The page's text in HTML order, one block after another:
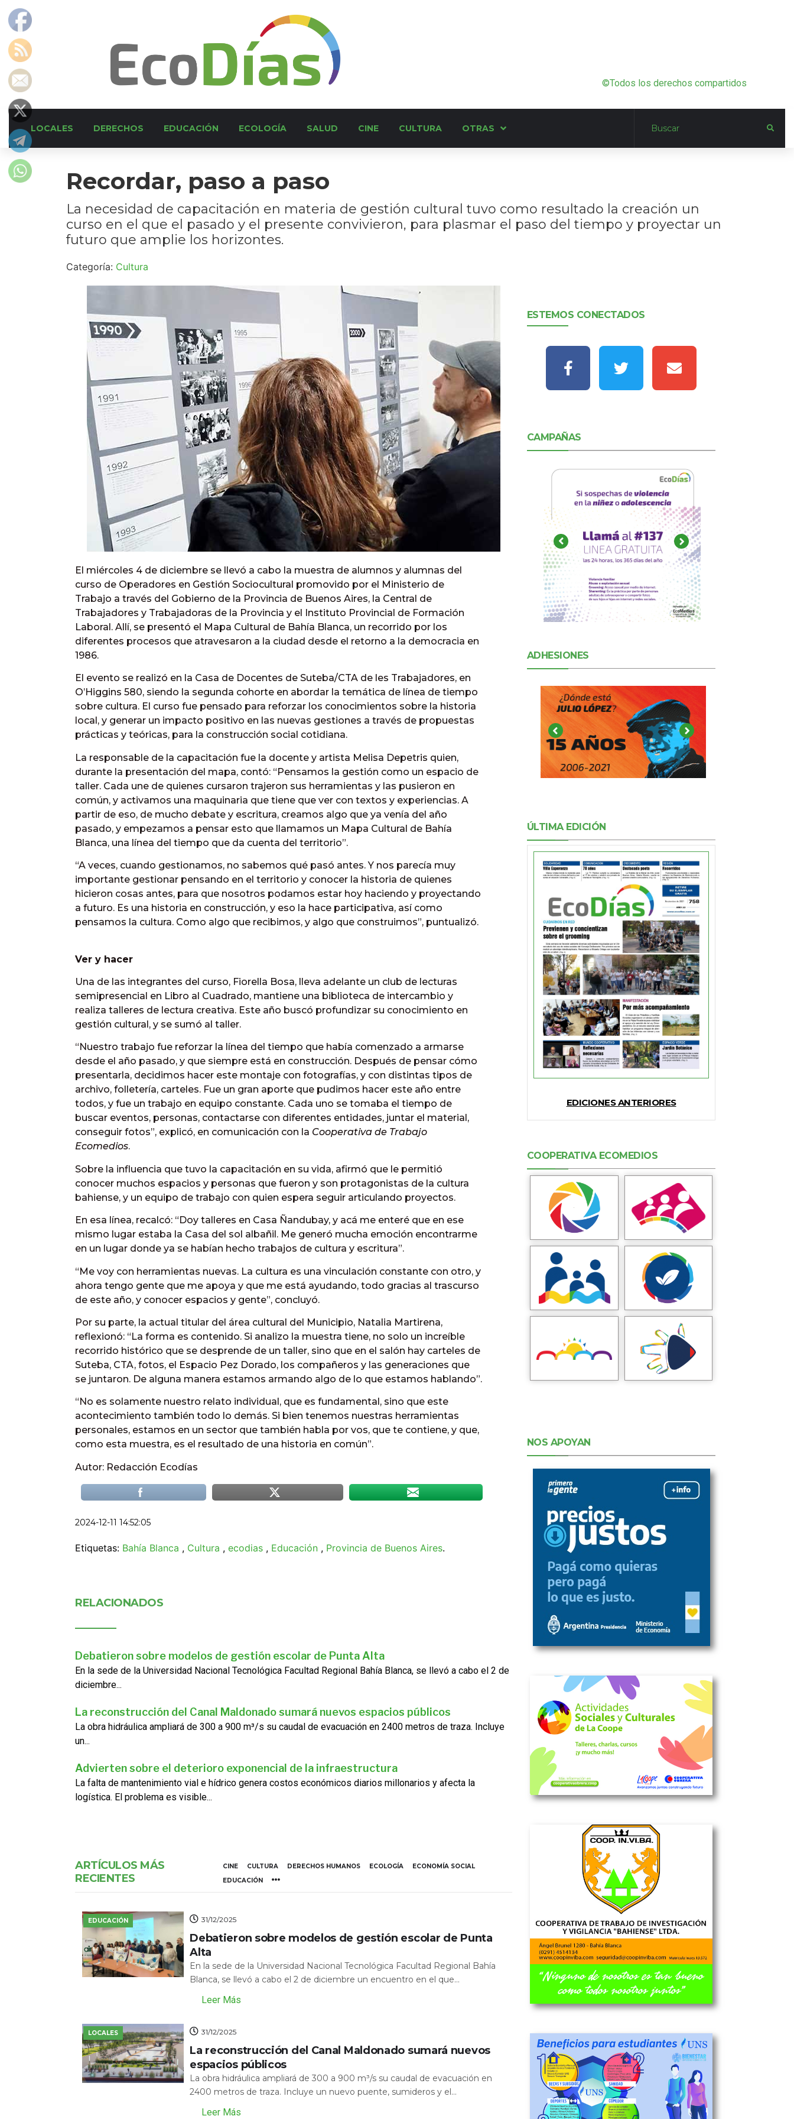
©Todos los derechos compartidos
LOCALES DERECHOS EDUCACIÓN ECOLOGÍA SALUD CINE CULTURA OTRAS
Recordar, paso a paso
La necesidad de capacitación en materia de gestión cultural tuvo como resultado la creación un
curso en el que el pasado y el presente convivieron, para plasmar el paso del tiempo y proyectar un
futuro que amplie los horizontes.
Categoría: Cultura
El miércoles 4 de diciembre se llevó a cabo la muestra de alumnos y alumnas del
curso de Operadores en Gestión Sociocultural promovido por el Ministerio de
Trabajo a través del Gobierno de la Provincia de Buenos Aires, la Central de
Trabajadores y Trabajadoras de la Provincia y el Instituto Provincial de Formación
Laboral. Allí, se presentó el Mapa Cultural de Bahía Blanca, un recorrido por los
diferentes procesos que atravesaron a la ciudad desde el retorno a la democracia en
1986.
El evento se realizó en la Casa de Docentes de Suteba/CTA de les Trabajadores, en
O’Higgins 580, siendo la segunda cohorte en abordar la temática de línea de tiempo
sobre cultura. El curso fue pensado para reforzar los conocimientos sobre la historia
local, y generar un impacto positivo en las nuevas gestiones a través de propuestas
prácticas y teóricas, para la construcción social cotidiana.
La responsable de la capacitación fue la docente y artista Melisa Depetris quien,
durante la presentación del mapa, contó: “Pensamos la gestión como un espacio de
taller. Cada une de quienes cursaron trajeron sus herramientas y las pusieron en
común, y activamos una maquinaria que tiene que ver con textos y experiencias. A
partir de eso, de mucho debate y escritura, creamos algo que ya venía del año
pasado, y empezamos a pensar esto que llamamos un Mapa Cultural de Bahía
Blanca, una línea del tiempo que da cuenta del territorio”.
“A veces, cuando gestionamos, no sabemos qué pasó antes. Y nos parecía muy
importante gestionar pensando en el territorio y conocer la historia de quienes
hicieron cosas antes, para que nosotros podamos estar hoy haciendo y proyectando
a futuro. Es una historia en construcción, y eso la hace participativa, así como
pensamos la cultura. Como algo que recibimos, y algo que construimos”, puntualizó.
Ver y hacer
Una de las integrantes del curso, Fiorella Bosa, lleva adelante un club de lecturas
semipresencial en Libro al Cuadrado, mantiene una biblioteca de intercambio y
realiza talleres de lectura creativa. Este año buscó profundizar su conocimiento en
gestión cultural, y se sumó al taller.
“Nuestro trabajo fue reforzar la línea del tiempo que había comenzado a armarse
desde el año pasado, y que siempre está en construcción. Después de pensar cómo
presentarla, decidimos hacer este montaje con fotografías, y con distintas tipos de
archivo, folletería, carteles. Fue un gran aporte que pudimos hacer este año entre
todos, y fue un trabajo en equipo constante. Cada uno se tomaba el tiempo de
buscar eventos, personas, contactarse con diferentes entidades, juntar el material,
conseguir fotos”, explicó, en comunicación con la Cooperativa de Trabajo
Ecomedios.
Sobre la influencia que tuvo la capacitación en su vida, afirmó que le permitió
conocer muchos espacios y personas que fueron y son protagonistas de la cultura
bahiense, y un equipo de trabajo con quien espera seguir articulando proyectos.
En esa línea, recalcó: “Doy talleres en Casa Ñandubay, y acá me enteré que en ese
mismo lugar estaba la Casa del sol albañil. Me generó mucha emoción encontrarme
en un lugar donde ya se habían hecho trabajos de cultura y escritura”.
“Me voy con herramientas nuevas. La cultura es una vinculación constante con otro, y
ahora tengo gente que me apoya y que me está ayudando, todo gracias al trascurso
de este año, y conocer espacios y gente”, concluyó.
Por su parte, la actual titular del área cultural del Municipio, Natalia Martirena,
reflexionó: “La forma es contenido. Si analizo la muestra tiene, no solo un increíble
recorrido histórico que se desprende de un taller, sino que en el salón hay carteles de
Suteba, CTA, fotos, el Espacio Pez Dorado, los compañeros y las generaciones que
se juntaron. De alguna manera estamos armando algo de lo que estamos hablando”.
“No es solamente nuestro relato individual, que es fundamental, sino que este
acontecimiento también todo lo demás. Si bien tenemos nuestras herramientas
personales, estamos en un sector que también habla por vos, que te contiene, y que,
como esta muestra, es el resultado de una historia en común”.
Autor: Redacción Ecodías
2024-12-11 14:52:05
Etiquetas: Bahía Blanca , Cultura , ecodias , Educación , Provincia de Buenos Aires.
RELACIONADOS
Debatieron sobre modelos de gestión escolar de Punta Alta
En la sede de la Universidad Nacional Tecnológica Facultad Regional Bahía Blanca, se llevó a cabo el 2 de
diciembre...
La reconstrucción del Canal Maldonado sumará nuevos espacios públicos
La obra hidráulica ampliará de 300 a 900 m³/s su caudal de evacuación en 2400 metros de traza. Incluye
un...
Advierten sobre el deterioro exponencial de la infraestructura
La falta de mantenimiento vial e hídrico genera costos económicos diarios millonarios y afecta la
logística. El problema es visible...
ARTÍCULOS MÁS
RECIENTES
CINE CULTURA DERECHOS HUMANOS ECOLOGÍA
ECONOMÍA SOCIAL
EDUCACIÓN
EDUCACIÓN 31/12/2025
Debatieron sobre modelos de gestión escolar de Punta
Alta
En la sede de la Universidad Nacional Tecnológica Facultad Regional Bahía
Blanca, se llevó a cabo el 2 de diciembre un encuentro en el que...
Leer Más
LOCALES 31/12/2025
La reconstrucción del Canal Maldonado sumará nuevos
espacios públicos
La obra hidráulica ampliará de 300 a 900 m³/s su caudal de evacuación en
2400 metros de traza. Incluye un nuevo puente, sumideros y el...
Leer Más
ESTEMOS CONECTADOS
CAMPAÑAS
ADHESIONES
ÚLTIMA EDICIÓN
EDICIONES ANTERIORES
COOPERATIVA ECOMEDIOS
NOS APOYAN